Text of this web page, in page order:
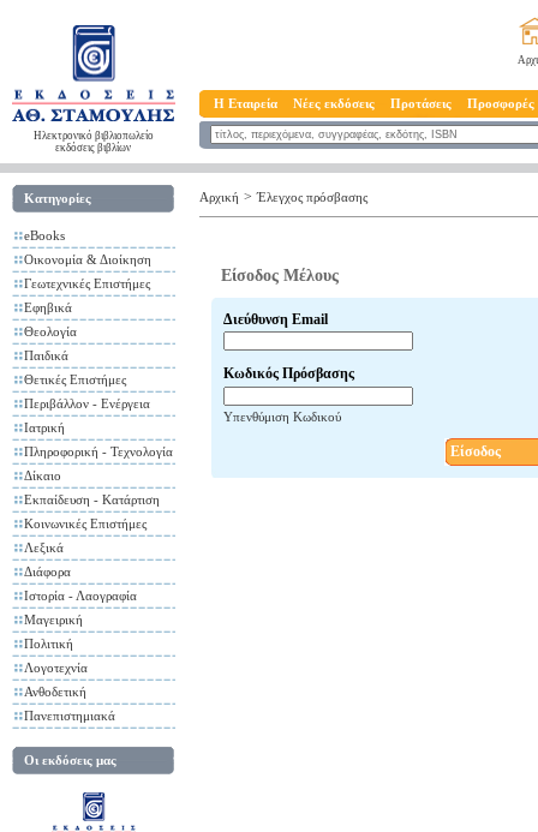
Ηλεκτρονικό βιβλιοπωλείο
εκδόσεις βιβλίων
Η Εταιρεία Νέες εκδόσεις Προτάσεις Προσφορές
Κατηγορίες
eBooks
Οικονομία & Διοίκηση
Γεωτεχνικές Επιστήμες
Εφηβικά
Θεολογία
Παιδικά
Θετικές Επιστήμες
Περιβάλλον - Ενέργεια
Ιατρική
Πληροφορική - Τεχνολογία
Δίκαιο
Εκπαίδευση - Κατάρτιση
Κοινωνικές Επιστήμες
Λεξικά
Διάφορα
Ιστορία - Λαογραφία
Μαγειρική
Πολιτική
Λογοτεχνία
Ανθοδετική
Πανεπιστημιακά
Οι εκδόσεις μας
Αρχική > Έλεγχος πρόσβασης
Είσοδος Μέλους
Διεύθυνση Email
Κωδικός Πρόσβασης
Υπενθύμιση Κωδικού
Είσοδος